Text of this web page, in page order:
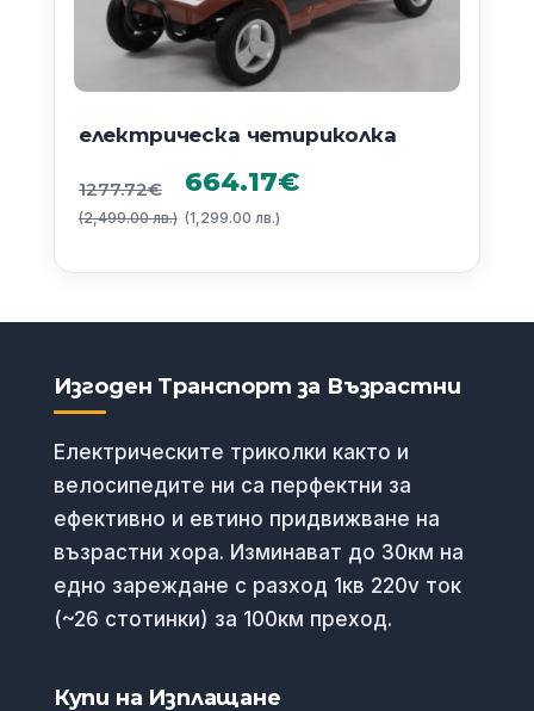
електрическа четириколка
1277.72€
(2,499.00 лв.)
Original
price
was:
лв.).
664.17€
(1,299.00 лв.)
Текущата
е:
лв.).
Изгоден Транспорт за Възрастни
Електрическите триколки както и
велосипедите ни са перфектни за
ефективно и евтино придвижване на
възрастни хора. Изминават до 30км на
едно зареждане с разход 1кв 220v ток
(~26 стотинки) за 100км преход.
Купи на Изплащане